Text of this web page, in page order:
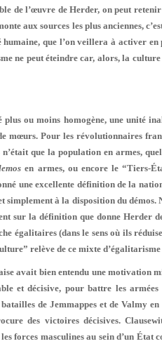
de l’œuvre de Herder, on peut
aux sources les plus anciennes,
que l’on veillera à activer en
ne peut éteindre car, alors, la
ou moins homogène, une unité
mœurs. Pour les révolutionnaires
que la population en armes,
en armes, ou encore le “Tiers-
une excellen­te définition de la
à la disposition du démos.
sur la définition que donne Herder
égalitaires (dans le sens où ils
relève de ce mixte
avait bien entendu une motivation
et décisi­ve, pour battre les
de Jemmappes et de Valmy
des victoires décisives.
forces masculines au sein d’un État